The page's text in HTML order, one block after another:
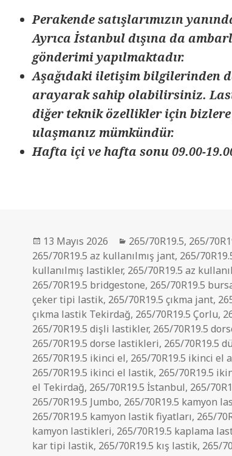
Perakende satışlarımızın
Ayrıca İstanbul dışına da
gönderimi yapılmaktadır.
Aşağıdaki iletişim bilgilerinden
arayarak sahip olabilirsiniz.
diğer teknik özellikler için
ulaşmanız mümkündür.
Hafta içi ve hafta sonu 09.00-
Yayın
tarihi
13 Mayıs 2026 Kategoriler
265/70R19.5, 265/
265/70R19.5 az kullanılmış jant, 265/
kullanılmış lastikler, 265/70R19.5 az
265/70R19.5 bridgestone, 265/70R19.5
çeker tipi lastik, 265/70R19.5 çıkma jant,
çıkma lastik Tekirdağ, 265/70R19.5 Çorlu,
265/70R19.5 dişli lastikler, 265/70R19.5
265/70R19.5 dorse lastikleri, 265/70R19.5
265/70R19.5 ikinci el, 265/70R19.5 ikinci el
265/70R19.5 ikinci el lastik, 265/70R19.5
el Tekirdağ, 265/70R19.5 İstanbul, 265/
265/70R19.5 Jumbo, 265/70R19.5 kamyon
265/70R19.5 kamyon lastik fiyatları, 265/
kamyon lastikleri, 265/70R19.5 kaplama
kar tipi lastik, 265/70R19.5 kış lastik, 265/